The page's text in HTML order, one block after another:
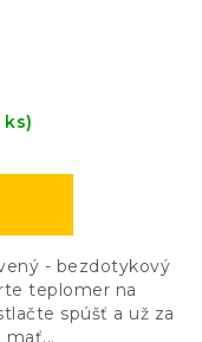
ks)
- bezdotykový
teplomer na
spúšť a už za
mať...